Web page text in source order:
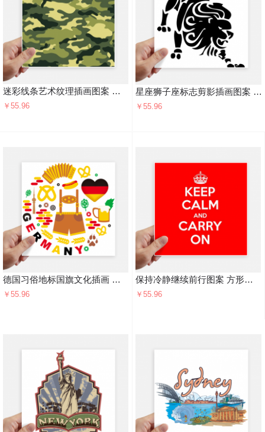
迷彩线条艺术纹理插画图案 方形贴纸20cm摩托电脑贴画旅行箱装饰4片
￥55.96
星座狮子座标志剪影插画图案 方形贴纸20cm摩托电脑贴画旅行箱装饰4片
￥55.96
德国习俗地标国旗文化插画 方形贴纸20cm摩托电脑贴画旅行箱装饰4片
￥55.96
保持冷静继续前行图案 方形贴纸20cm摩托电脑贴画旅行箱装饰4片
￥55.96